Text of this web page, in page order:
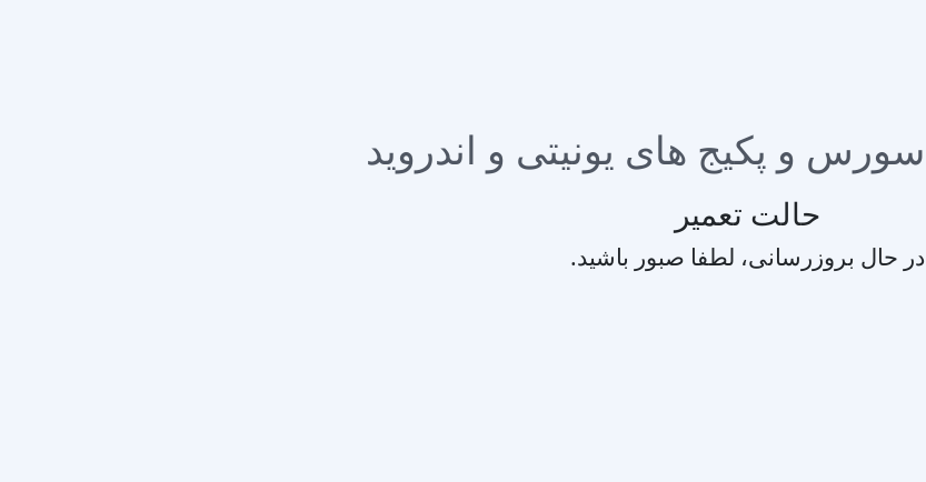
حالت تعمیر
در حال بروزرسانی، لطفا صبور باشید.